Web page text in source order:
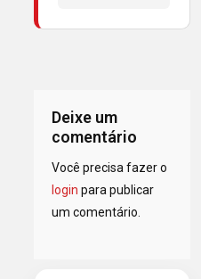
Deixe um
comentário
Você precisa fazer o
login para publicar
um comentário.